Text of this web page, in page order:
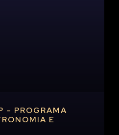
– PROGRAMA
E